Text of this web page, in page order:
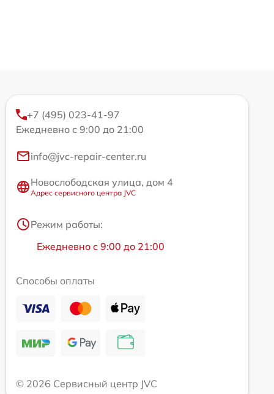
+7 (495) 023-41-97
Ежедневно с 9:00 до 21:00
info@jvc-repair-center.ru
Новослободская улица, дом 4
Адрес сервисного центра JVC
Режим работы:
Ежедневно с 9:00 до 21:00
Способы оплаты
© 2026 Сервисный центр JVC